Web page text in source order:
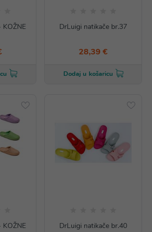
KOŽNE
DrLuigi natikače br.37
28,39 €
Dodaj u košaricu
KOŽNE
DrLuigi natikače br.40